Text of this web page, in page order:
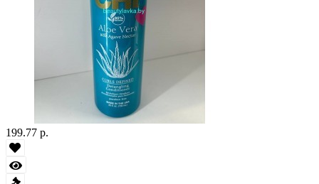
199.77 р.